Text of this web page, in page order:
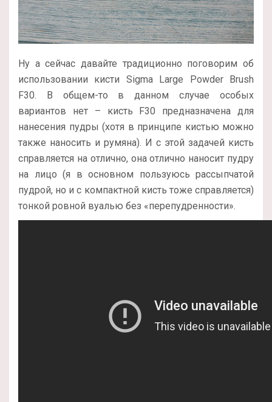
Ну а сейчас давайте традиционно поговорим об
использовании кисти Sigma Large Powder Brush
F30. В общем-то в данном случае особых
вариантов нет – кисть F30 предназначена для
нанесения пудры (хотя в принципе кистью можно
также наносить и румяна). И с этой задачей кисть
справляется на отлично, она отлично наносит пудру
на лицо (я в основном пользуюсь рассыпчатой
пудрой, но и с компактной кисть тоже справляется)
тонкой ровной вуалью без «перепудренности».